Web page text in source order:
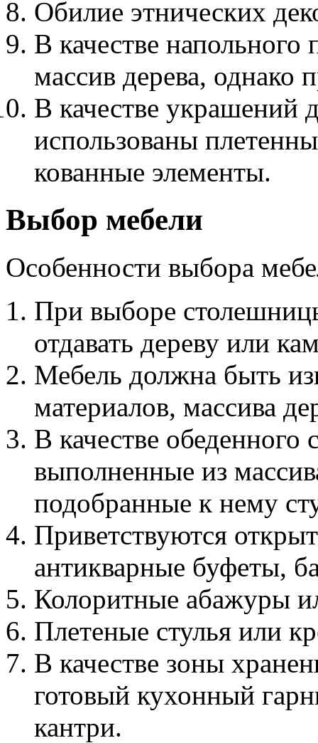
Обилие этнических
В качестве
массив дерева, однако
В качестве украшений
использованы
кованные элементы.
Выбор мебели
Особенности выбора
При выборе
отдавать дереву или
Мебель должна быть
материалов, массива
В качестве обеденного
выполненные из
подобранные к нему
Приветствуются
антикварные буфеты,
Колоритные абажуры
Плетеные стулья или
В качестве зоны
готовый кухонный
кантри.